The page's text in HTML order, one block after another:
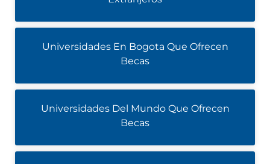
Universidades En Bogota Que Ofrecen
Becas
Universidades Del Mundo Que Ofrecen
Becas